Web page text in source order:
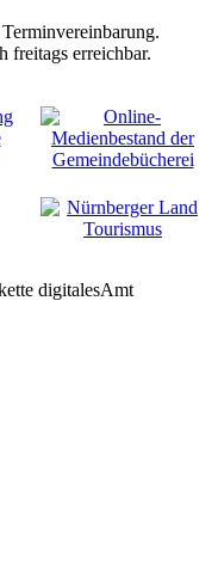
freitags erreichbar.